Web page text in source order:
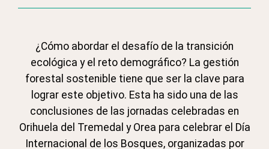
¿Cómo abordar el desafío de la transición
ecológica y el reto demográfico? La gestión
forestal sostenible tiene que ser la clave para
lograr este objetivo. Esta ha sido una de las
conclusiones de las jornadas celebradas en
Orihuela del Tremedal y Orea para celebrar el Día
Internacional de los Bosques,organizadas por